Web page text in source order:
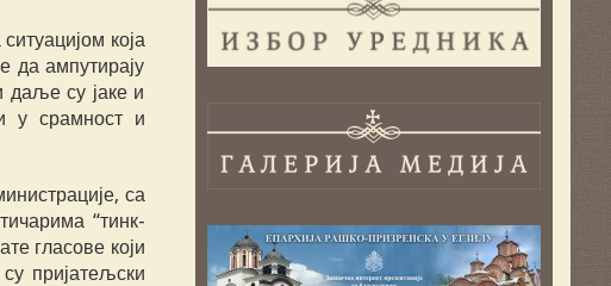
која
да ампутирају
су јаке и
у срамност и
са
“тинк-
гласове који
пријатељски